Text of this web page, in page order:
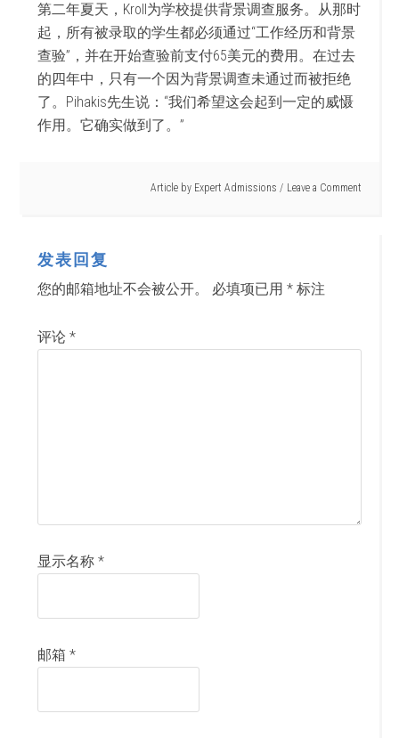
第二年夏天，Kroll为学校提供背景调查服务。从那时
起，所有被录取的学生都必须通过“工作经历和背景
查验”，并在开始查验前支付65美元的费用。在过去
的四年中，只有一个因为背景调查未通过而被拒绝
了。Pihakis先生说：“我们希望这会起到一定的威慑
作用。它确实做到了。”
Article by Expert Admissions Leave a Comment
发表回复
您的邮箱地址不会被公开。 必填项已用* 标注
评论*
显示名称*
邮箱*